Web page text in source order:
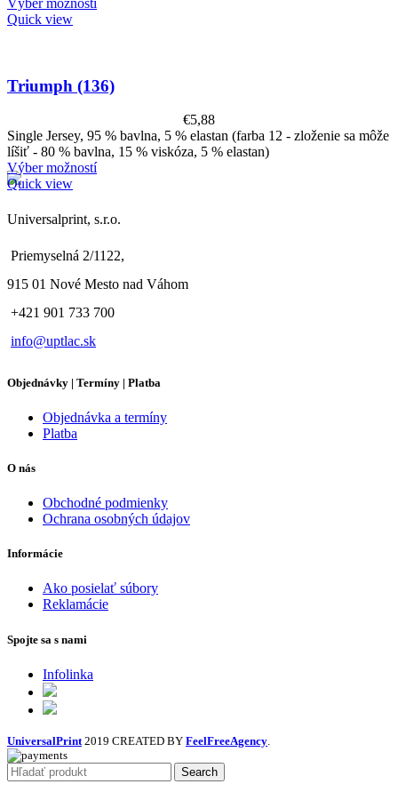
Výber možností
Quick view
Triumph (136)
€5,88
Single Jersey, 95 % bavlna, 5 % elastan (farba 12 - zloženie sa môže
líšiť - 80 % bavlna, 15 % viskóza, 5 % elastan)
Výber možností
Quick view
Universalprint, s.r.o.
Priemyselná 2/1122,
915 01 Nové Mesto nad Váhom
+421 901 733 700
info@uptlac.sk
Objednávky | Termíny | Platba
Objednávka a termíny
Platba
O nás
Obchodné podmienky
Ochrana osobných údajov
Informácie
Ako posielať súbory
Reklamácie
Spojte sa s nami
Infolinka
UniversalPrint 2019 CREATED BY FeelFreeAgency
Search